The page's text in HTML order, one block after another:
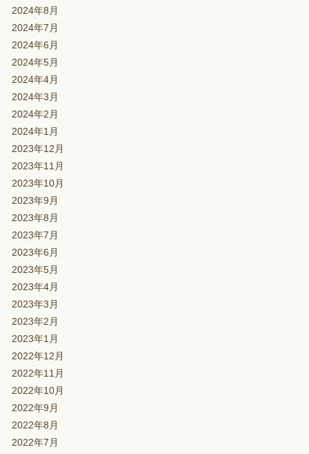
2024年8月
2024年7月
2024年6月
2024年5月
2024年4月
2024年3月
2024年2月
2024年1月
2023年12月
2023年11月
2023年10月
2023年9月
2023年8月
2023年7月
2023年6月
2023年5月
2023年4月
2023年3月
2023年2月
2023年1月
2022年12月
2022年11月
2022年10月
2022年9月
2022年8月
2022年7月